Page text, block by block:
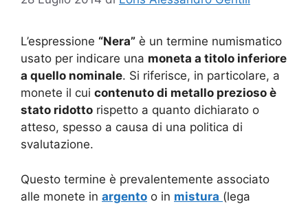
L’espressione “Nera” è un termine numismatico
usato per indicare una moneta a titolo inferiore
a quello nominale. Si riferisce, in particolare, a
monete il cui contenuto di metallo prezioso è
stato ridotto rispetto a quanto dichiarato o
atteso, spesso a causa di una politica di
svalutazione.
Questo termine è prevalentemente associato
alle monete in argento o in mistura (lega